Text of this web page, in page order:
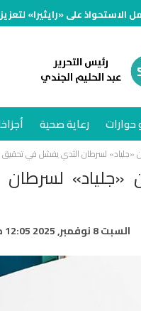
الاستحواذ على «رايثيرا»
حوارات رعاية صحية
«جلياد» لسرطان الثدي يفشل في تحقيق
«جلياد»
السبت 8 نوفمبر, 2025 12:05 م